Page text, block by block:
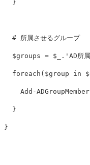
}
# 所属させるグループ
$groups = $_ . 'AD所
foreach ( $group in
Add-ADGroupMember
}
}